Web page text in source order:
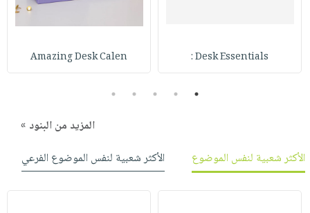
Desk Essentials :
Amazing Desk Calen
1
2
3
4
5
المزيد من البنود »
الأكثر شعبية لنفس الموضوع
الأكثر شعبية لنفس الموضوع الفرعي